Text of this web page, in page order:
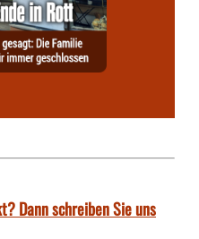
Dann schreiben Sie uns